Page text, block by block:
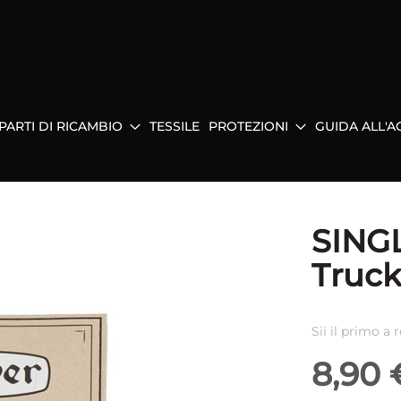
PARTI DI RICAMBIO TESSILE PROTEZIONI GUIDA
Sii il primo a
8,90